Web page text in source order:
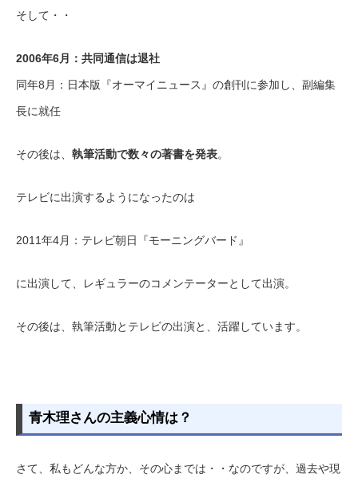
そして・・
2006年6月：共同通信は退社
同年8月：日本版『オーマイニュース』の創刊に参加し、副編集
長に就任
その後は、 執筆活動で数々の著書を発表。
テレビに出演するようになったのは
2011年4月：テレビ朝日『モーニングバード』
に出演して、レギュラーのコメンテーターとして出演。
その後は、執筆活動とテレビの出演と、活躍しています。
青木理さんの主義心情は？
さて、私もどんな方か、その心までは・・なのですが、過去や現